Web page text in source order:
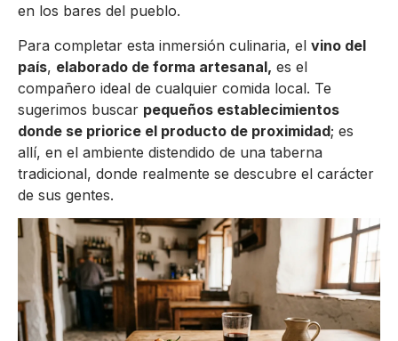
en los bares del pueblo.
Para completar esta inmersión culinaria, el vino del
país, elaborado de forma artesanal, es el
compañero ideal de cualquier comida local. Te
sugerimos buscar pequeños establecimientos
donde se priorice el producto de proximidad; es
allí, en el ambiente distendido de una taberna
tradicional, donde realmente se descubre el carácter
de sus gentes.